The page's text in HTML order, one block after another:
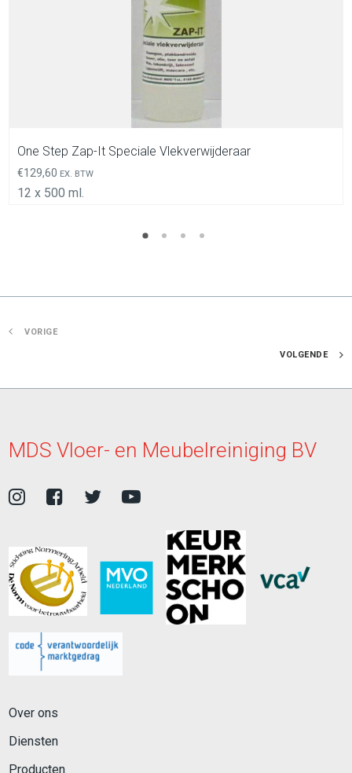
In Winkelwagen
One Step Zap-It Speciale Vlekverwijderaar
€129,60 EX. BTW
12 x 500 ml.
VORIGE
VOLGENDE
MDS Vloer- en Meubelreiniging BV
Over ons
Diensten
Producten